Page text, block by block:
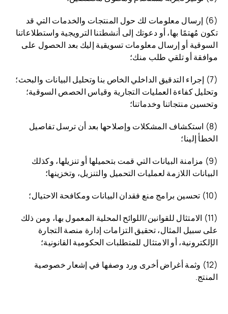
(6) إرسال معلومات لك حول المنتجات والخدمات التي قد
تكون مُهتمًا بها، أو دعوتك إلى أنشطتنا الترويجية واستطلاعاتنا
السوقية أو إرسال معلومات تسويقية إليك بعد الحصول على
موافقة أو تلقي طلب منك؛
(7) إجراء التدقيق الداخلي الخاص بنا وتحليل البيانات والبحث؛
وتحليل كفاءة العمليات التجارية وقياس الحصص السوقية؛
وتحسين منتجاتنا وخدماتنا؛
(8) استكشاف المشكلات وإصلاحها بعد أن ترسل تفاصيل
الخطأ إلينا؛
(9) مزامنة البيانات التي قمت بتحميلها أو تنزيلها، وكذلك
البيانات اللازمة لعمليات التحميل والتنزيل، وتخزينها؛
(10) تحسين برامج منع فقدان البيانات ومكافحة الاحتيال؛
(11) الامتثال للقوانين/اللوائح المحلية المعمول بها، ومن ذلك
على سبيل المثال، تحقيق التزامات إدارة منصة التجارة
الإلكترونية، أو الامتثال للمتطلبات الحكومية القانونية؛
(12) وثمة أغراض أخرى ورد وصفها في إشعار خصوصية
المنتج.